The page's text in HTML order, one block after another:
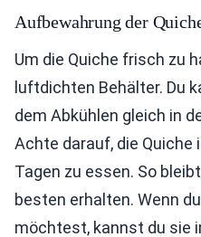
Aufbewahrung der
Um die Quiche frisch zu
luftdichten Behälter. Du
dem Abkühlen gleich in
Achte darauf, die Quiche
Tagen zu essen. So
besten erhalten. Wenn
möchtest, kannst du sie